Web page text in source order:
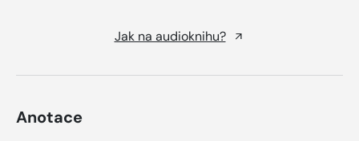
Jak na audioknihu?
Anotace